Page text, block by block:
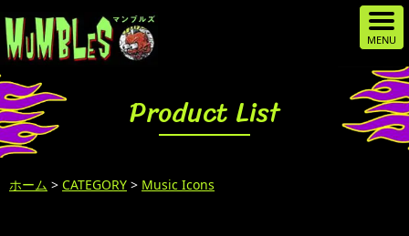
Product List
ホーム > CATEGORY > Music Icons